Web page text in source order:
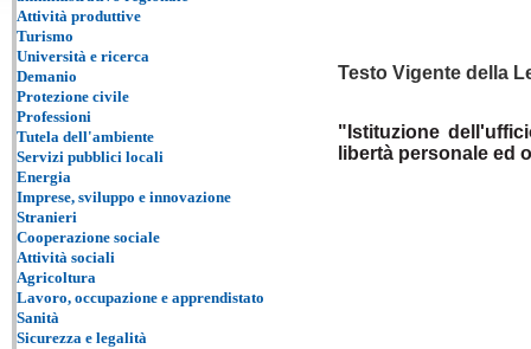
Testo Vigente della
"Istituzione
libertà personale ed
Attività produttive
Turismo
Università e ricerca
Demanio
Protezione civile
Professioni
Tutela dell'ambiente
Servizi pubblici locali
Energia
Imprese, sviluppo e innovazione
Stranieri
Cooperazione sociale
Attività sociali
Agricoltura
Lavoro, occupazione e apprendistato
Sanità
Sicurezza e legalità